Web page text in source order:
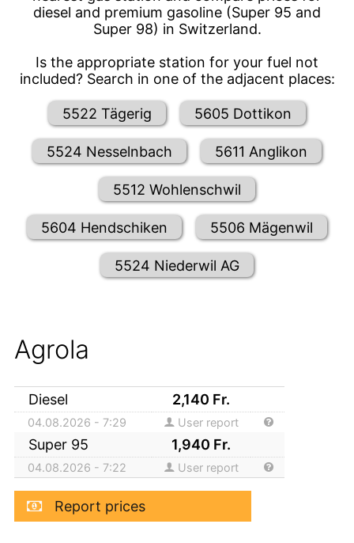
diesel and premium gasoline (Super 95 and
Super 98) in Switzerland.
Is the appropriate station for your fuel not
included? Search in one of the adjacent places:
5522 Tägerig 5605 Dottikon
5524 Nesselnbach 5611 Anglikon
5512 Wohlenschwil
5604 Hendschiken 5506 Mägenwil
5524 Niederwil AG
Agrola
Diesel 2,140 Fr.
04.08.2026 - 7:29 User report
Super 95 1,940 Fr.
04.08.2026 - 7:22 User report
Report prices